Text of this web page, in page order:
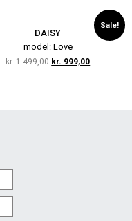
Sale!
DAISY
model: Love
kr.1.499,00 kr. 999,00